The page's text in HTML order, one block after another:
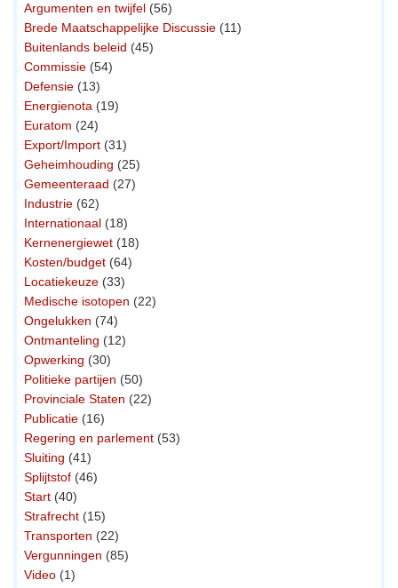
Argumenten en twijfel (56)
Brede Maatschappelijke Discussie (11)
Buitenlands beleid (45)
Commissie (54)
Defensie (13)
Energienota (19)
Euratom (24)
Export/Import (31)
Geheimhouding (25)
Gemeenteraad (27)
Industrie (62)
Internationaal (18)
Kernenergiewet (18)
Kosten/budget (64)
Locatiekeuze (33)
Medische isotopen (22)
Ongelukken (74)
Ontmanteling (12)
Opwerking (30)
Politieke partijen (50)
Provinciale Staten (22)
Publicatie (16)
Regering en parlement (53)
Sluiting (41)
Splijtstof (46)
Start (40)
Strafrecht (15)
Transporten (22)
Vergunningen (85)
Video (1)